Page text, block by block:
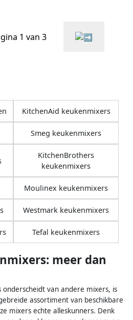
1 van 3
KitchenAid keukenmixers
Smeg keukenmixers
KitchenBrothers
keukenmixers
Moulinex keukenmixers
Westmark keukenmixers
Tefal keukenmixers
meer dan
van andere mixers, is
assortiment van beschikbare
mixers echte alleskunners. Denk